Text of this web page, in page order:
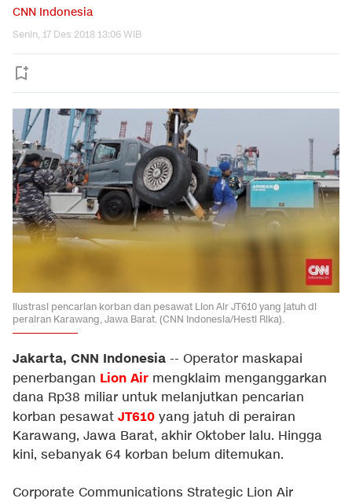
CNN Indonesia
Senin, 17 Des 2018 13:06 WIB
Ilustrasi pencarian korban dan pesawat Lion Air JT610 yang jatuh di
perairan Karawang, Jawa Barat. (CNN Indonesia/Hesti Rika).
Jakarta, CNN Indonesia -- Operator maskapai
penerbangan Lion Air mengklaim menganggarkan
dana Rp38 miliar untuk melanjutkan pencarian
korban pesawat JT610 yang jatuh di perairan
Karawang, Jawa Barat, akhir Oktober lalu. Hingga
kini, sebanyak 64 korban belum ditemukan.
Corporate Communications Strategic Lion Air